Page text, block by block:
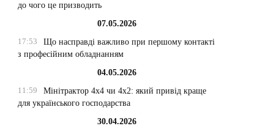
до чого це призводить
07.05.2026
17:53
Що насправді важливо при першому контакті
з професійним обладнанням
04.05.2026
11:59
Мінітрактор 4х4 чи 4х2: який привід краще
для українського господарства
30.04.2026